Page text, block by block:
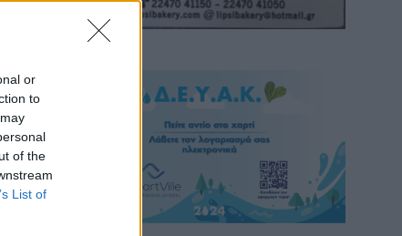
or
to
of the
List of